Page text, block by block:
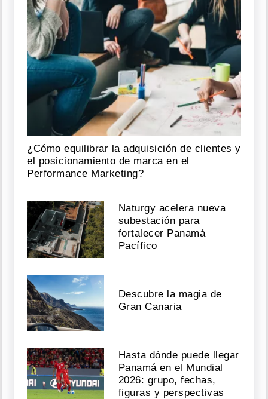
¿Cómo equilibrar la adquisición de clientes y
el posicionamiento de marca en el
Performance Marketing?
Naturgy acelera nueva
subestación para
fortalecer Panamá
Pacífico
Descubre la magia de
Gran Canaria
Hasta dónde puede llegar
Panamá en el Mundial
2026: grupo, fechas,
figuras y perspectivas